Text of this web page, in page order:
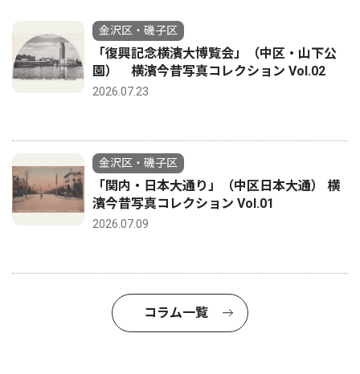
金沢区・磯子区
「復興記念横濱大博覧会」（中区・山下公
園） 横濱今昔写真コレクション Vol.02
2026.07.23
金沢区・磯子区
「関内・日本大通り」（中区日本大通） 横
濱今昔写真コレクション Vol.01
2026.07.09
コラム一覧